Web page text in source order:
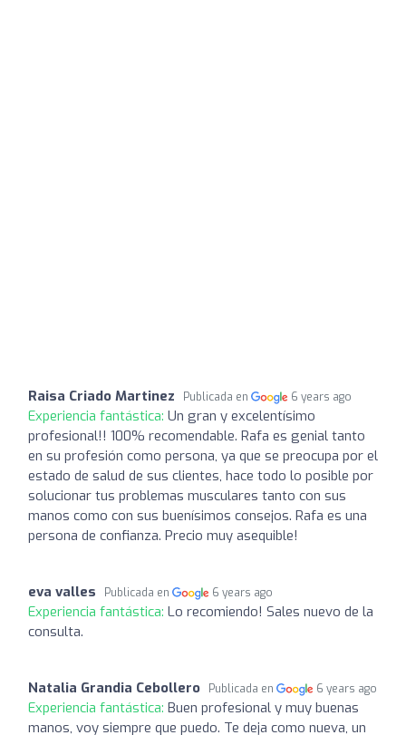
Raisa Criado Martinez Publicada en 6 years ago
Experiencia fantástica: Un gran y excelentísimo
profesional!! 100% recomendable. Rafa es genial tanto
en su profesión como persona, ya que se preocupa por el
estado de salud de sus clientes, hace todo lo posible por
solucionar tus problemas musculares tanto con sus
manos como con sus buenísimos consejos. Rafa es una
persona de confianza. Precio muy asequible!
eva valles Publicada en 6 years ago
Experiencia fantástica: Lo recomiendo! Sales nuevo de la
consulta.
Natalia Grandia Cebollero Publicada en 6 years ago
Experiencia fantástica: Buen profesional y muy buenas
manos, voy siempre que puedo. Te deja como nueva, un